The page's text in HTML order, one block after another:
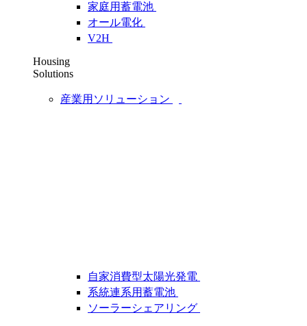
家庭用蓄電池
オール電化
V2H
Housing
Solutions
産業用ソリューション
自家消費型太陽光発電
系統連系用蓄電池
ソーラーシェアリング